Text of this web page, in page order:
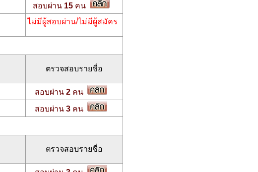
สอบผ่าน 15คน
ไม่มีผู้สอบผ่าน/ไม่มีผู้สมัคร
ตรวจสอบรายชื่อ
สอบผ่าน 2 คน
สอบผ่าน 3 คน
ตรวจสอบรายชื่อ